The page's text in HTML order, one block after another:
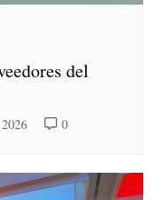
del
0